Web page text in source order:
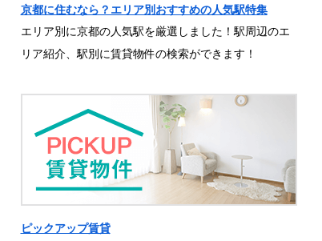
京都に住むなら？エリア別おすすめの人気駅特集
エリア別に京都の人気駅を厳選しました！駅周辺のエ
リア紹介、駅別に賃貸物件の検索ができます！
ピックアップ賃貸